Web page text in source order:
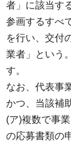
者」に該当す
参画するすべ
を行い、交付
業者」という
す。
なお、代表事
かつ、当該補
(ア)複数で事
の応募書類の